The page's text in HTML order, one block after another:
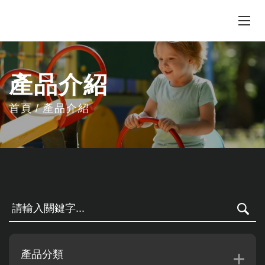
產品介紹
首頁 產品介紹
產品分類